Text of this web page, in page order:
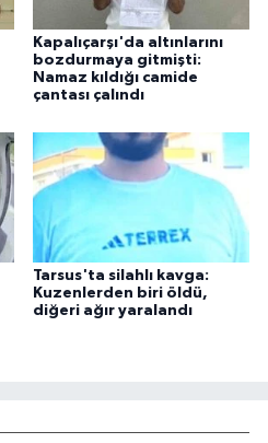
Kapalıçarşı'da altınlarını
bozdurmaya gitmişti:
Namaz kıldığı camide
çantası çalındı
Tarsus'ta silahlı kavga:
Kuzenlerden biri öldü,
diğeri ağır yaralandı